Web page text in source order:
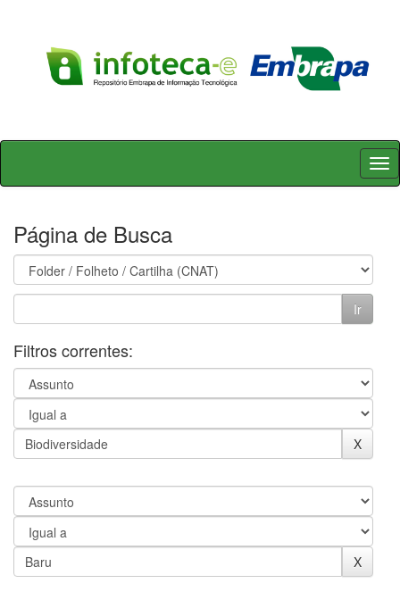
Skip
Página de Busca
Filtros correntes: